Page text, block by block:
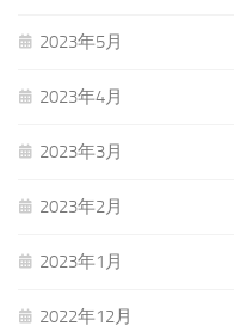
2023年5月
2023年4月
2023年3月
2023年2月
2023年1月
2022年12月